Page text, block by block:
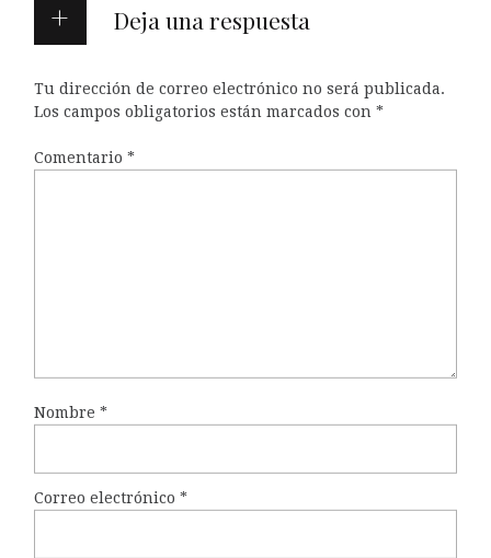
Deja una respuesta
Tu dirección de correo electrónico no será publicada.
Los campos obligatorios están marcados con *
Comentario *
Nombre *
Correo electrónico *